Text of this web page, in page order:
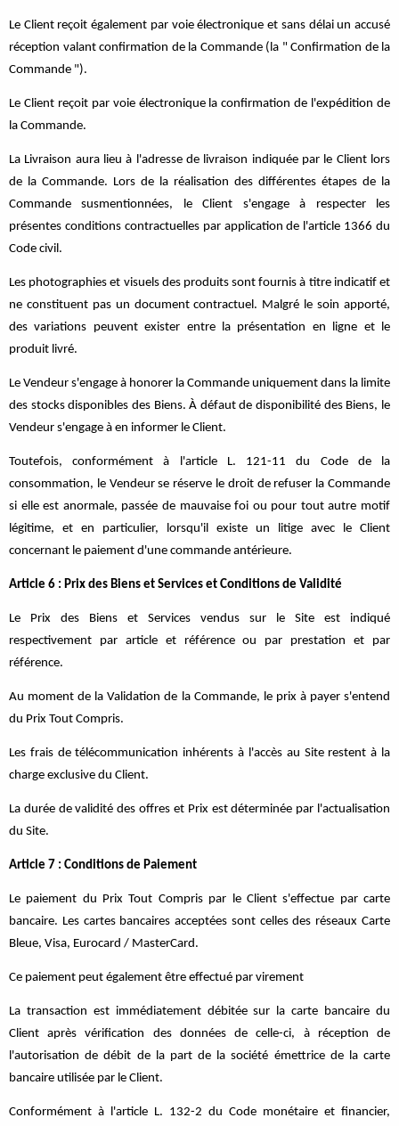
Le Client reçoit également par voie électronique et sans délai un accusé
réception valant confirmation de la Commande (la " Confirmation de la
Commande ").
Le Client reçoit par voie électronique la confirmation de l'expédition de
la Commande.
La Livraison aura lieu à l'adresse de livraison indiquée par le Client lors
de la Commande. Lors de la réalisation des différentes étapes de la
Commande susmentionnées, le Client s'engage à respecter les
présentes conditions contractuelles par application de l'article 1366 du
Code civil.
Les photographies et visuels des produits sont fournis à titre indicatif et
ne constituent pas un document contractuel. Malgré le soin apporté,
des variations peuvent exister entre la présentation en ligne et le
produit livré.
Le Vendeur s'engage à honorer la Commande uniquement dans la limite
des stocks disponibles des Biens. À défaut de disponibilité des Biens, le
Vendeur s'engage à en informer le Client.
Toutefois, conformément à l'article L. 121-11 du Code de la
consommation, le Vendeur se réserve le droit de refuser la Commande
si elle est anormale, passée de mauvaise foi ou pour tout autre motif
légitime, et en particulier, lorsqu'il existe un litige avec le Client
concernant le paiement d'une commande antérieure.
Article 6 : Prix des Biens et Services et Conditions de Validité
Le Prix des Biens et Services vendus sur le Site est indiqué
respectivement par article et référence ou par prestation et par
référence.
Au moment de la Validation de la Commande, le prix à payer s'entend
du Prix Tout Compris.
Les frais de télécommunication inhérents à l'accès au Site restent à la
charge exclusive du Client.
La durée de validité des offres et Prix est déterminée par l'actualisation
du Site.
Article 7 : Conditions de Paiement
Le paiement du Prix Tout Compris par le Client s'effectue par carte
bancaire. Les cartes bancaires acceptées sont celles des réseaux Carte
Bleue, Visa, Eurocard / MasterCard.
Ce paiement peut également être effectué par virement
La transaction est immédiatement débitée sur la carte bancaire du
Client après vérification des données de celle-ci, à réception de
l'autorisation de débit de la part de la société émettrice de la carte
bancaire utilisée par le Client.
Conformément à l'article L. 132-2 du Code monétaire et financier,